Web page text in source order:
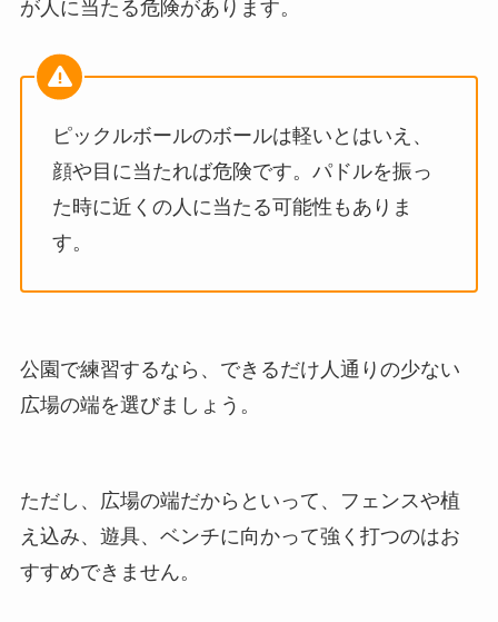
が人に当たる危険があります。
ピックルボールのボールは軽いとはいえ、
顔や目に当たれば危険です。パドルを振っ
た時に近くの人に当たる可能性もありま
す。
公園で練習するなら、できるだけ人通りの少ない
広場の端を選びましょう。
ただし、広場の端だからといって、フェンスや植
え込み、遊具、ベンチに向かって強く打つのはお
すすめできません。